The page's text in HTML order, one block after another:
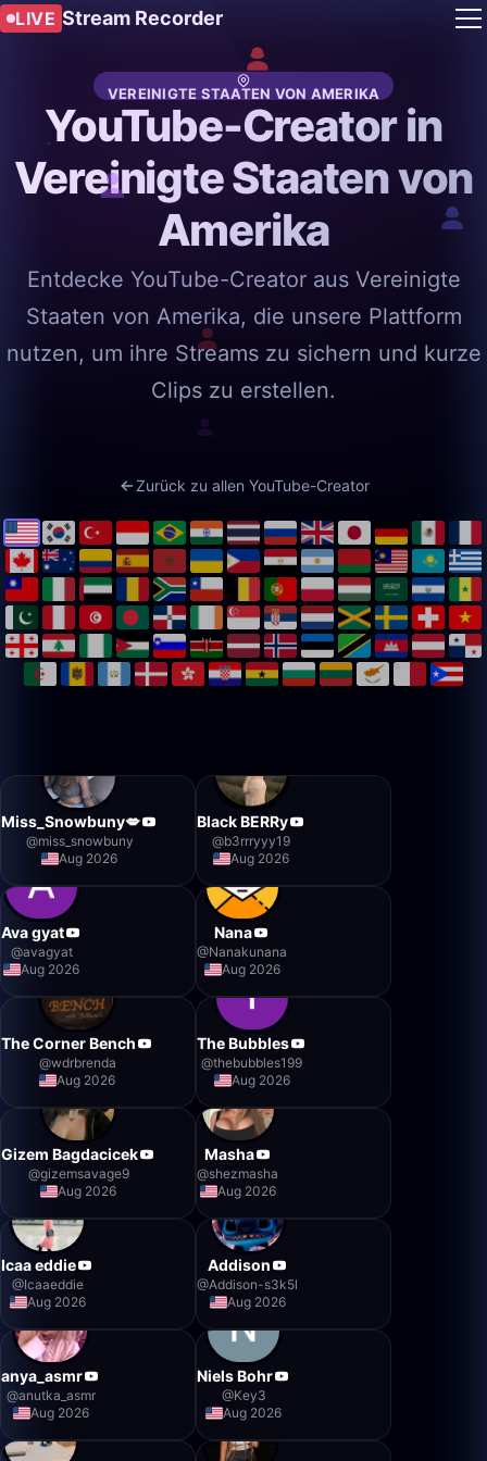
LIVE Stream Recorder
VEREINIGTE STAATEN VON AMERIKA
YouTube-Creator in
Vereinigte Staaten von
Amerika
Entdecke YouTube-Creator aus Vereinigte
Staaten von Amerika, die unsere Plattform
nutzen, um ihre Streams zu sichern und kurze
Clips zu erstellen.
Zurück zu allen YouTube-Creator
Miss_Snowbuny💋
@miss_snowbuny
Aug 2026
Black BERRy
@b3rrryyy19
Aug 2026
Ava gyat
@avagyat
Aug 2026
Nana
@Nanakunana
Aug 2026
The Corner Bench
@wdrbrenda
Aug 2026
The Bubbles
@thebubbles199
Aug 2026
Gizem Bagdacicek
@gizemsavage9
Aug 2026
Masha
@shezmasha
Aug 2026
Icaa eddie
@Icaaeddie
Aug 2026
Addison
@Addison-s3k5l
Aug 2026
anya_asmr
@anutka_asmr
Aug 2026
Niels Bohr
@Key3
Aug 2026